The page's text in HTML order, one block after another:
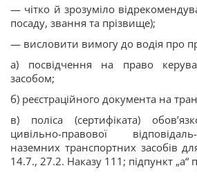
— чітко й зрозуміло
посаду, звання та прізвище);
— висловити вимогу до водія про
а) посвідчення на право
засобом;
б) реєстраційного документа на
в) поліса (сертифіката)
цивільно-правової
наземних транспортних засобів
14.7., 27.2. Наказу 111; підпункт „а“